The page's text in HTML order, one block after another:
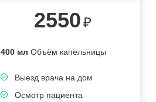
2550₽
400 мл Объём капельницы
Выезд врача на дом
Осмотр пациента